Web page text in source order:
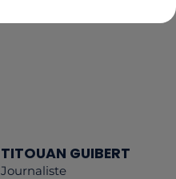
TITOUAN GUIBERT
Journaliste